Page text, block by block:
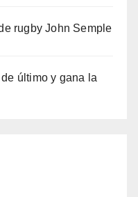
rugby John Semple
último y gana la